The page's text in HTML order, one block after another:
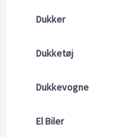
Dukker
Dukketøj
Dukkevogne
El Biler